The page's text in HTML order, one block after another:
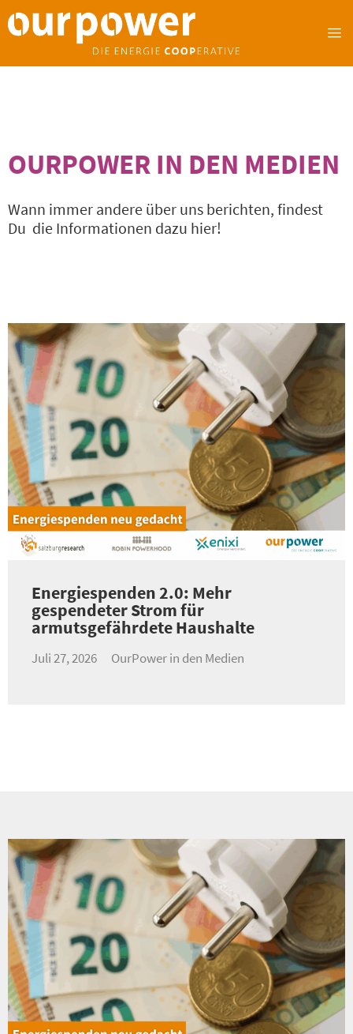
OURPOWER IN DEN MEDIEN
Wann immer andere über uns berichten, findest
Du die Informationen dazu hier!
Energiespenden 2.0: Mehr
gespendeter Strom für
armutsgefährdete Haushalte
Juli 27, 2026 OurPower in den Medien